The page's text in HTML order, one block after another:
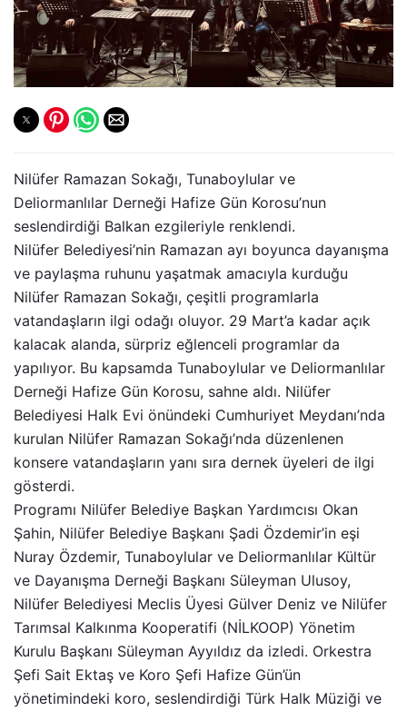
Nilüfer Ramazan Sokağı, Tunaboylular ve
Deliormanlılar Derneği Hafize Gün Korosu’nun
seslendirdiği Balkan ezgileriyle renklendi.
Nilüfer Belediyesi’nin Ramazan ayı boyunca dayanışma
ve paylaşma ruhunu yaşatmak amacıyla kurduğu
Nilüfer Ramazan Sokağı, çeşitli programlarla
vatandaşların ilgi odağı oluyor. 29 Mart’a kadar açık
kalacak alanda, sürpriz eğlenceli programlar da
yapılıyor. Bu kapsamda Tunaboylular ve Deliormanlılar
Derneği Hafize Gün Korosu, sahne aldı. Nilüfer
Belediyesi Halk Evi önündeki Cumhuriyet Meydanı’nda
kurulan Nilüfer Ramazan Sokağı’nda düzenlenen
konsere vatandaşların yanı sıra dernek üyeleri de ilgi
gösterdi.
Programı Nilüfer Belediye Başkan Yardımcısı Okan
Şahin, Nilüfer Belediye Başkanı Şadi Özdemir’in eşi
Nuray Özdemir, Tunaboylular ve Deliormanlılar Kültür
ve Dayanışma Derneği Başkanı Süleyman Ulusoy,
Nilüfer Belediyesi Meclis Üyesi Gülver Deniz ve Nilüfer
Tarımsal Kalkınma Kooperatifi (NİLKOOP) Yönetim
Kurulu Başkanı Süleyman Ayyıldız da izledi. Orkestra
Şefi Sait Ektaş ve Koro Şefi Hafize Gün’ün
yönetimindeki koro, seslendirdiği Türk Halk Müziği ve